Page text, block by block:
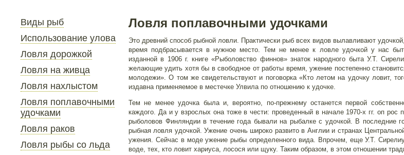
Виды рыб
Использование улова
Ловля дорожкой
Ловля на живца
Ловля нахлыстом
Ловля поплавочными
удочками
Ловля раков
Ловля рыбы со льда
Ловля поплавочными удочками
Это древний способ рыбной ловли. Практически рыб всех видов вылавливают
время подбрасывается в нужное место. Тем не менее к ловле удочкой у нас
изданной в 1906 г. книге «Рыболовство финнов» знаток народного быта У.Т.
желающие удить хотя бы в свободное от работы время, ужение постепенно
молодежи». О том же свидетельствуют и поговорка «Кто летом на удочку ловит,
издавна применяемое в местечке Улвила по отношению к удочке.
Тем не менее удочка была и, вероятно, по-прежнему останется первой
каждого. Да и у взрослых она тоже в чести: проведенный в начале 1970-х гг. оп рос
рыболовов Финляндии в течение года бывали на рыбалке с удочкой. В последние
рыбная ловля удочкой. Ужение очень широко развито в Англии и странах
ужения. Сейчас в моде ужение рыбы определенного вида. Впрочем, еще У.Т.
воде, тех, кто ловит хариуса, лосося или щуку. Таким образом, в этом отношении